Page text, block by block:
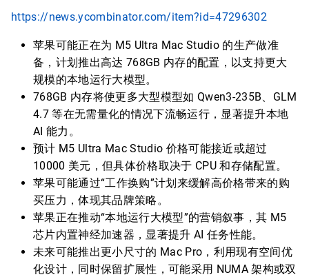
https://news.ycombinator.com/item?id=47296302
苹果可能正在为 M5 Ultra Mac Studio 的生产做准
备，计划推出高达 768GB 内存的配置，以支持更大
规模的本地运行大模型。
768GB 内存将使更多大型模型如 Qwen3-235B、GLM
4.7 等在无需量化的情况下流畅运行，显著提升本地
AI 能力。
预计 M5 Ultra Mac Studio 价格可能接近或超过
10000 美元，但具体价格取决于 CPU 和存储配置。
苹果可能通过“工作换购”计划来缓解高价格带来的购
买压力，体现其品牌策略。
苹果正在推动“本地运行大模型”的营销叙事，其 M5
芯片内置神经加速器，显著提升 AI 任务性能。
未来可能推出更小尺寸的 Mac Pro，利用现有空间优
化设计，同时保留扩展性，可能采用 NUMA 架构或双